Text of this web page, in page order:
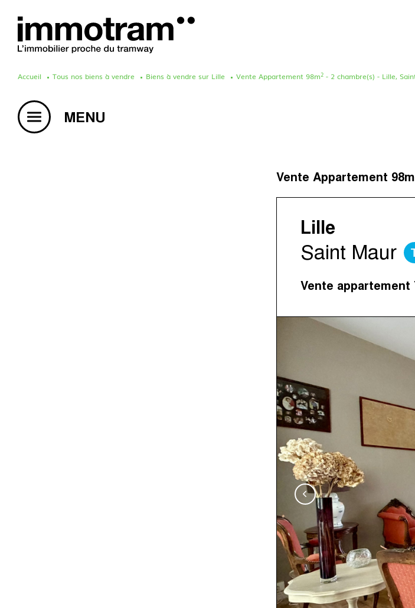
Accueil Tous nos biens à vendre Biens à vendre sur Lille Vente Appartement 98m2 - 2 chambre(s) - Lille,
Acheter un bien
Contactez-nous
Vente Appartement 98m
Lille
Saint Maur
Vente appartement